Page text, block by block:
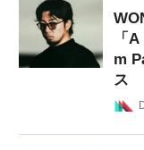
「
m
ス